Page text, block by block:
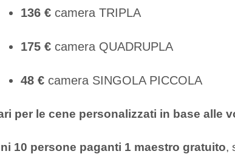
136 € camera TRIPLA
175 € camera QUADRUPLA
48 € camera SINGOLA PICCOLA
per le cene personalizzati in base alle
10 persone paganti 1 maestro gratuito,